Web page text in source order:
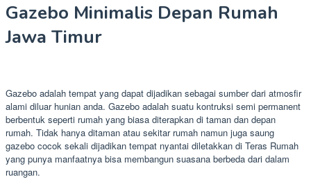
Gazebo Minimalis Depan Rumah
Jawa Timur
Gazebo adalah tempat yang dapat dijadikan sebagai sumber dari atmosfir
alami diluar hunian anda. Gazebo adalah suatu kontruksi semi permanent
berbentuk seperti rumah yang biasa diterapkan di taman dan depan
rumah. Tidak hanya ditaman atau sekitar rumah namun juga saung
gazebo cocok sekali dijadikan tempat nyantai diletakkan di Teras Rumah
yang punya manfaatnya bisa membangun suasana berbeda dari dalam
ruangan.